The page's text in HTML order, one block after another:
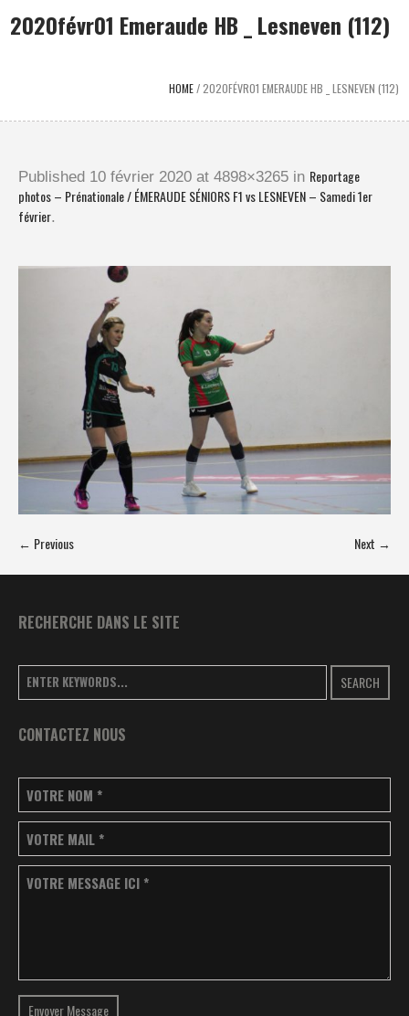
2020févr01 Emeraude HB _ Lesneven (112)
HOME/2020FÉVR01 EMERAUDE HB _ LESNEVEN (112)
Published 10 février 2020 at 4898×3265 in Reportage
photos – Prénationale / ÉMERAUDE SÉNIORS F1 vs LESNEVEN – Samedi 1er
février.
← Previous Next →
RECHERCHE DANS LE SITE
SEARCH
CONTACTEZ NOUS
VOTRE NOM *
VOTRE MAIL *
VOTRE MESSAGE ICI *
Envoyer Message